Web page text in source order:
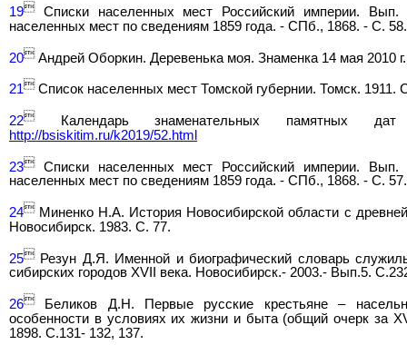
19Списки населенных мест Российский империи. Вып.
населенных мест по сведениям 1859 года. - СПб., 1868. - С. 58.
20Андрей Оборкин. Деревенька моя. Знаменка 14 мая 2010
21Список населенных мест Томской губернии. Томск. 1911.
22Календарь знаменательных памятных
http://bsiskitim.ru/k2019/52.html
23Списки населенных мест Российский империи. Вып.
населенных мест по сведениям 1859 года. - СПб., 1868. - С. 57.
24Миненко Н.А. История Новосибирской области с
Новосибирск. 1983. С. 77.
25Резун Д.Я. Именной и биографический словарь
сибирских городов XVII века. Новосибирск.- 2003.- Вып.5.
26Беликов Д.Н. Первые русские крестьяне –
особенности в условиях их жизни и быта (общий очерк за
1898. C.131- 132, 137.